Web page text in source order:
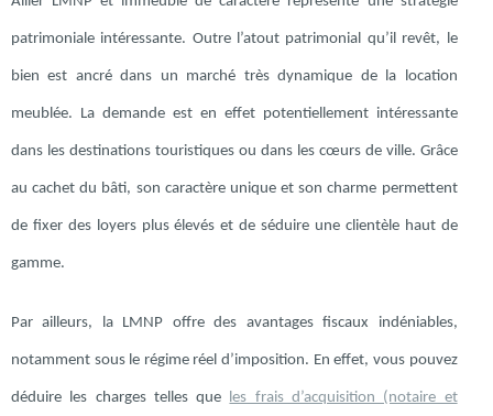
patrimoniale intéressante. Outre l’atout patrimonial qu’il revêt, le
bien est ancré dans un marché très dynamique de la location
meublée. La demande est en effet potentiellement intéressante
dans les destinations touristiques ou dans les cœurs de ville. Grâce
au cachet du bâti, son caractère unique et son charme permettent
de fixer des loyers plus élevés et de séduire une clientèle haut de
gamme.
Par ailleurs, la LMNP offre des avantages fiscaux indéniables,
notamment sous le régime réel d’imposition. En effet, vous pouvez
déduire les charges telles que les frais d’acquisition (notaire et